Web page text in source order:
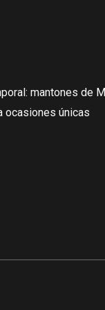
mantones de
ocasiones únicas